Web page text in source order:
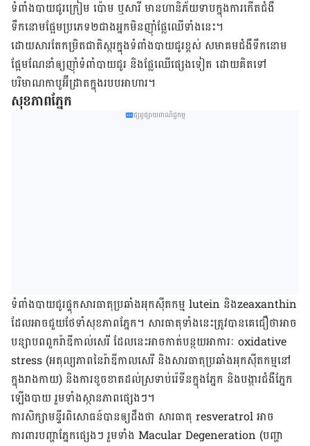
ទំពាំងបាយជូរក្រៀម ប៉ោម ឬសារី មាន​ហានិភ័យ​ទាប​ក្នុង​ការ​កើត​ជំងឺ​
ទឹកនោមផ្អែម​ប្រភេទ២ជាង​អ្នក​មិន​ញ៉ាំ​ផ្លែឈើទាំងនេះ។
ដោយសារ​តែ​កម្រិត​ជាតិស្ករ​ក្នុង​ទំពាំងបាយជូរ​ខ្ពស់ សមាគម​ជំងឺ​ទឹកនោម​
ផ្អែម​ណែនាំ​ឲ្យ​ញ៉ាំទំពាំបាយជូរ និងផ្លែឈើ​ផ្សេងទៀត ដោយ​គិត​ទៅ​
បរិមាណ​កាបូអ៊ីដ្រាត​ក្នុង​របបអាហារ។
សុខភាព​ភ្នែក
ផ្សព្វផ្សាយពាណិជ្ជកម្ម
ទំពាំងបាយជូរ​ផ្ទុក​សារធាតុ​ប្រឆាំង​អុកស៊ីតកម្ម lutein និងzeaxanthin
ដែល​អាច​ជួយ​ថែទាំ​សុខភាព​ភ្នែក។ សារធាតុ​ទាំង​នេះ​ត្រូវបាន​គេ​ជឿ​ថា​អាច​
បន្សាប​ពពួករ៉ាឌីកាល់សេរី​ ដែល​នេះ​អាច​កាត់បន្ថយ​អាការៈ oxidative
stress (អតុល្យភាព​នៃ​រ៉ាឌីកាលសេរី និងសារធាតុ​ប្រឆាំង​អុកស៊ីតកម្ម​នៅ​
ក្នុង​រាងកាយ) និង​ការ​ខូចខាត​ដល់​ស្រទាប់​រ៉េទីន​ក្នុង​ភ្នែក និង​បង្ការ​ជំងឺ​ភ្នែក​
ឡើង​បាយ​ រួមទាំង​ស្ថានភាព​ផ្សេងៗ។
ការ​សិក្សា​មន្ទីរពិសោធន៍​បាន​ឲ្យ​ដឹង​ថា សារធាតុ​ resveratrolអាច​
ការពារ​បញ្ហា​ភ្នែក​ផ្សេងៗ រួមទាំង Macular Degeneration (បញ្ហា​